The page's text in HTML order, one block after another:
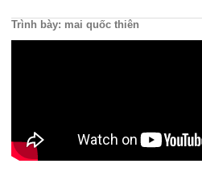
Trình bày: mai quốc thiên